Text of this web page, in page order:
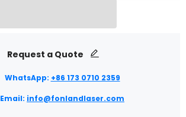
Request a Quote
WhatsApp: +86 173 0710 2359
Email: info@fonlandlaser.com